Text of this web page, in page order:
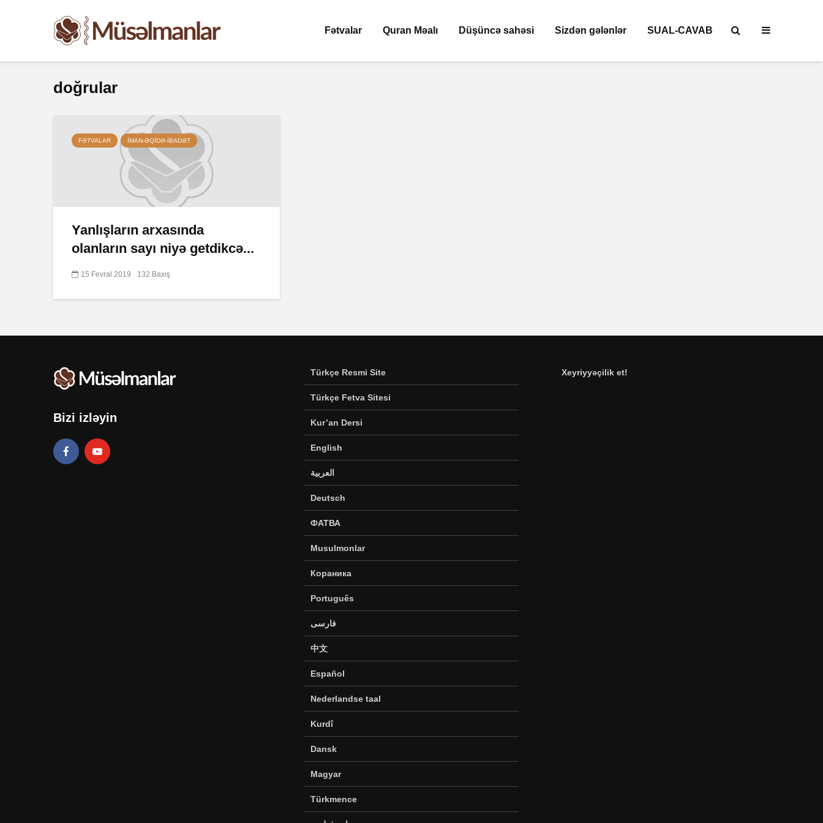
Fətvalar Quran Məalı Düşüncə sahəsi Sizdən gələnlər SUAL-CAVAB
doğrular
FƏTVALAR İMAN-ƏQIDƏ-IBADƏT
Yanlışların arxasında
olanların sayı niyə getdikcə...
15 Fevral 2019 132 Baxış
Bizi izləyin
Türkçe Resmi Site
Türkçe Fetva Sitesi
Kur’an Dersi
English
العربية
Deutsch
ФАТВА
Musulmonlar
Кораника
Português
فارسی
中文
Español
Nederlandse taal
Kurdî
Dansk
Magyar
Türkmence
Xeyriyyəçilik et!